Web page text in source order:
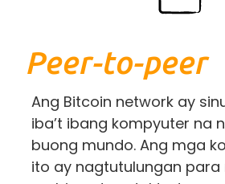
Peer-to-peer
Ang Bitcoin network ay
iba’t ibang kompyuter na
buong mundo. Ang mga
ito ay nagtutulungan para